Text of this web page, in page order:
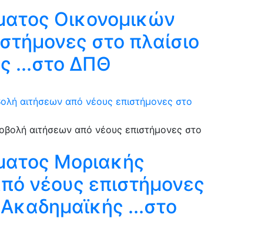
Οικονομικών
στο πλαίσιο
...στο ΔΠΘ
αιτήσεων από νέους επιστήμονες στο
Μοριακής
νέους επιστήμονες
...στο